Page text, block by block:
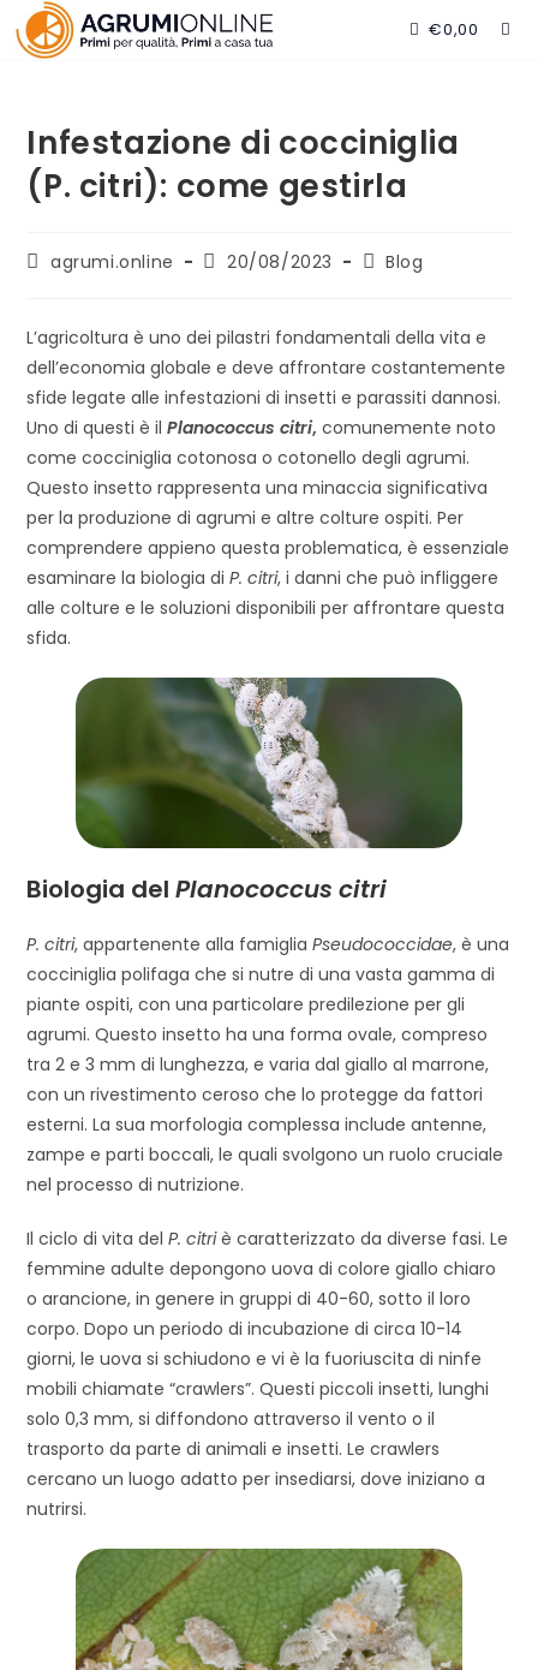
Salta
€0,00
Infestazione di cocciniglia
(P. citri): come gestirla
Autore
agrumi.online
Articolo
20/08/2023
Categoria
Blog
L’agricoltura è uno dei pilastri fondamentali della vita e
dell’economia globale e deve affrontare costantemente
sfide legate alle infestazioni di insetti e parassiti dannosi.
Uno di questi è ilPlanococcus citri, comunemente noto
come cocciniglia cotonosa o cotonello degli agrumi.
Questo insetto rappresenta una minaccia significativa
per la produzione di agrumi e altre colture ospiti. Per
comprendere appieno questa problematica, è essenziale
esaminare la biologia diP. citri, i danni che può infliggere
alle colture e le soluzioni disponibili per affrontare questa
sfida.
Biologia delPlanococcus citri
P. citri, appartenente alla famigliaPseudococcidae, è una
cocciniglia polifaga che si nutre di una vasta gamma di
piante ospiti, con una particolare predilezione per gli
agrumi. Questo insetto ha una forma ovale, compreso
tra 2 e 3 mm di lunghezza, e varia dal giallo al marrone,
con un rivestimento ceroso che lo protegge da fattori
esterni. La sua morfologia complessa include antenne,
zampe e parti boccali, le quali svolgono un ruolo cruciale
nel processo di nutrizione.
Il ciclo di vita delP. citriè caratterizzato da diverse fasi. Le
femmine adulte depongono uova di colore giallo chiaro
o arancione, in genere in gruppi di 40-60, sotto il loro
corpo. Dopo un periodo di incubazione di circa 10-14
giorni, le uova si schiudono e vi è la fuoriuscita di ninfe
mobili chiamate “crawlers”. Questi piccoli insetti, lunghi
solo 0,3 mm, si diffondono attraverso il vento o il
trasporto da parte di animali e insetti. Le crawlers
cercano un luogo adatto per insediarsi, dove iniziano a
nutrirsi.